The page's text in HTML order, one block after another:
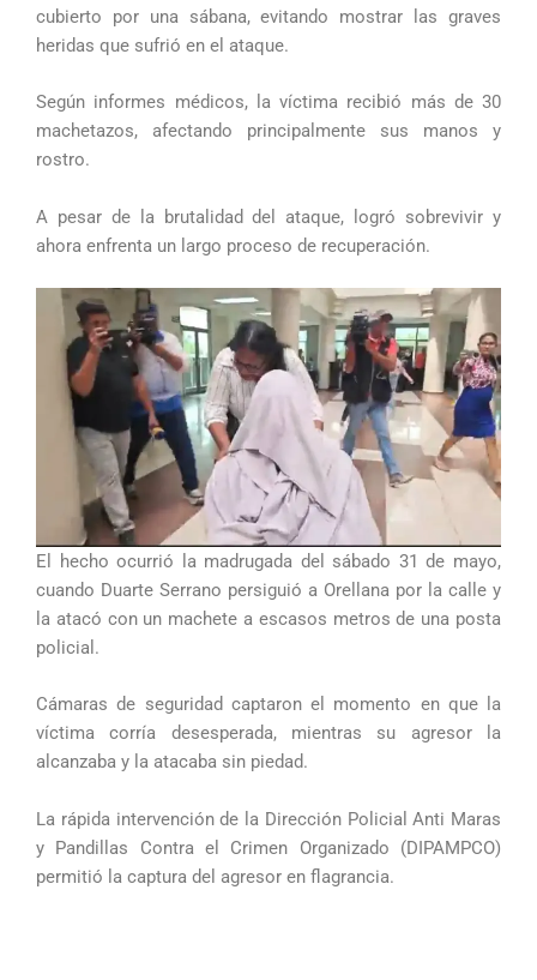
cubierto por una sábana, evitando mostrar las graves
heridas que sufrió en el ataque.
Según informes médicos, la víctima recibió más de 30
machetazos, afectando principalmente sus manos y
rostro.
A pesar de la brutalidad del ataque, logró sobrevivir y
ahora enfrenta un largo proceso de recuperación.
El hecho ocurrió la madrugada del sábado 31 de mayo,
cuando Duarte Serrano persiguió a Orellana por la calle y
la atacó con un machete a escasos metros de una posta
policial.
Cámaras de seguridad captaron el momento en que la
víctima corría desesperada, mientras su agresor la
alcanzaba y la atacaba sin piedad.
La rápida intervención de la Dirección Policial Anti Maras
y Pandillas Contra el Crimen Organizado (DIPAMPCO)
permitió la captura del agresor en flagrancia.